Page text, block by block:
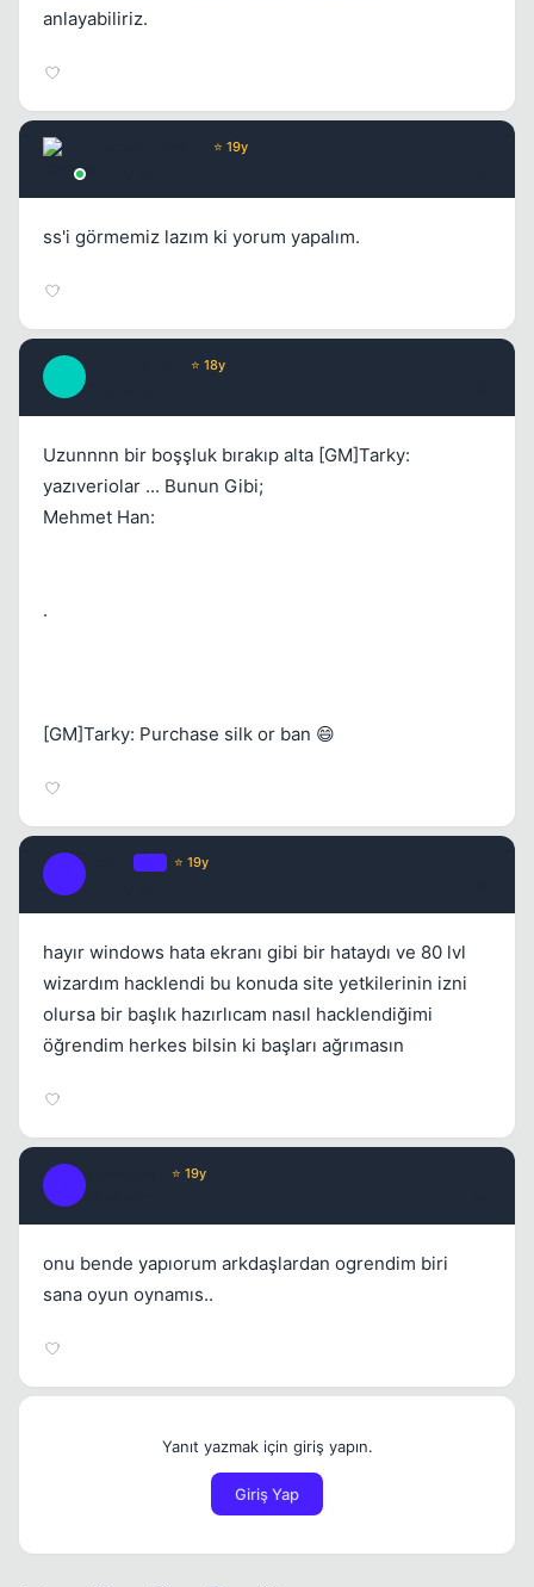
anlayabiliriz.
⭐ 19y
ss'i görmemiz lazım ki yorum yapalım.
⭐ 18y
Uzunnnn bir boşşluk bırakıp alta [GM]Tarky:
yazıveriolar ... Bunun Gibi;
Mehmet Han:
.
[GM]Tarky: Purchase silk or ban 😄
⭐ 19y
hayır windows hata ekranı gibi bir hataydı ve 80 lvl
wizardım hacklendi bu konuda site yetkilerinin izni
olursa bir başlık hazırlıcam nasıl hacklendiğimi
öğrendim herkes bilsin ki başları ağrımasın
⭐ 19y
onu bende yapıorum arkdaşlardan ogrendim biri
sana oyun oynamıs..
Yanıt yazmak için giriş yapın.
Giriş Yap